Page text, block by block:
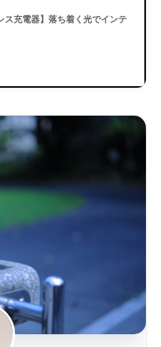
ス充電器】落ち着く光でインテ